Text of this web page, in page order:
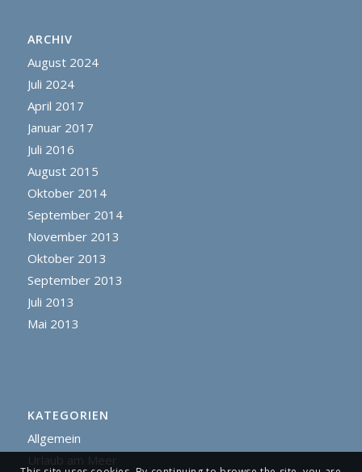
ARCHIV
August 2024
Juli 2024
April 2017
Januar 2017
Juli 2016
August 2015
Oktober 2014
September 2014
November 2013
Oktober 2013
September 2013
Juli 2013
Mai 2013
KATEGORIEN
Allgemein